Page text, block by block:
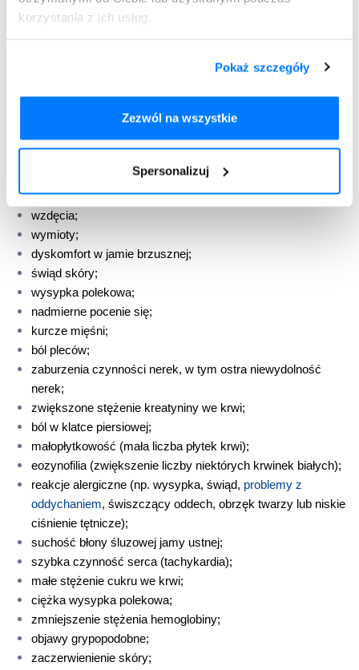
korzystania z ich usług.
Pokaż szczegóły
Zezwól na wszystkie
Spersonalizuj
obniżenie nastroju (depresja);
zmniejszenie liczby krwinek czerwonych (
zawroty głowy pochodzenia obwodowego;
niedociśnienie ortostatyczne;
biegunka;
wzdęcia;
wymioty;
dyskomfort w jamie brzusznej;
świąd skóry;
wysypka polekowa;
nadmierne pocenie się;
kurcze mięśni;
ból pleców;
zaburzenia czynności nerek, w tym ostra niewydolność
nerek;
zwiększone stężenie kreatyniny we krwi;
ból w klatce piersiowej;
małopłytkowość (mała liczba płytek krwi);
eozynofilia (zwiększenie liczby niektórych krwinek białych);
reakcje alergiczne (np. wysypka, świąd, problemy z
oddychaniem, świszczący oddech, obrzęk twarzy lub niskie
ciśnienie tętnicze);
suchość błony śluzowej jamy ustnej;
szybka czynność serca (tachykardia);
małe stężenie cukru we krwi;
ciężka wysypka polekowa;
zmniejszenie stężenia hemoglobiny;
objawy grypopodobne;
zaczerwienienie skóry;